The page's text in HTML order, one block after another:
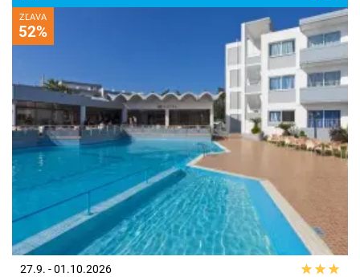
ZĽAVA
52%
27.9. - 01.10.2026